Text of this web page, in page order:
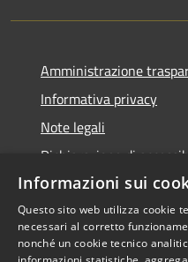
Amministrazione
Informativa privacy
Note legali
Dichiarazione di
RSS
Informazioni sui
Questo sito web utilizza cookie
necessari al corretto
nonché un cookie tecnico